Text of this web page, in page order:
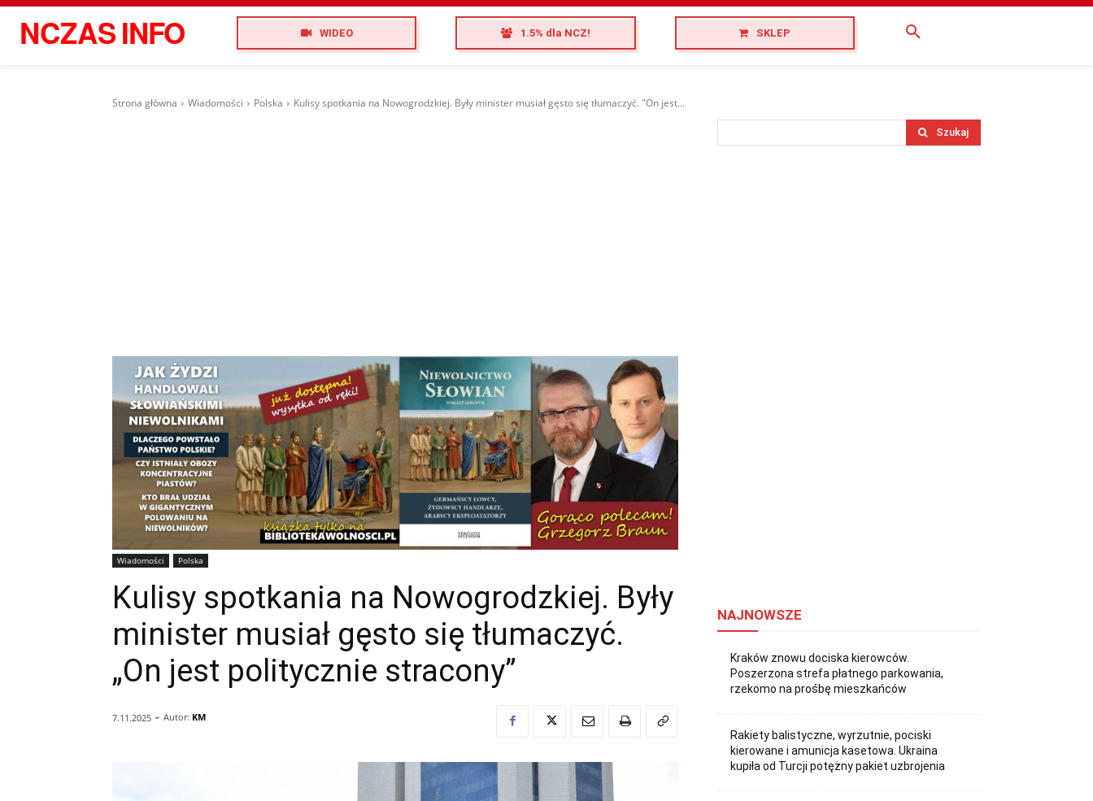
NCZASINFO WIDEO 1.5% dla NCZ! SKLEP
Strona główna Wiadomości Polska Kulisy spotkania na Nowogrodzkiej. Były minister musiał gęsto się tłumaczyć. "On jest...
Wiadomości Polska
Kulisy spotkania na Nowogrodzkiej. Były
minister musiał gęsto się tłumaczyć.
„On jest politycznie stracony”
7.11.2025 - Autor: KM
Szukaj
NAJNOWSZE
Kraków znowu dociska kierowców.
Poszerzona strefa płatnego parkowania,
rzekomo na prośbę mieszkańców
Rakiety balistyczne, wyrzutnie, pociski
kierowane i amunicja kasetowa. Ukraina
kupiła od Turcji potężny pakiet uzbrojenia